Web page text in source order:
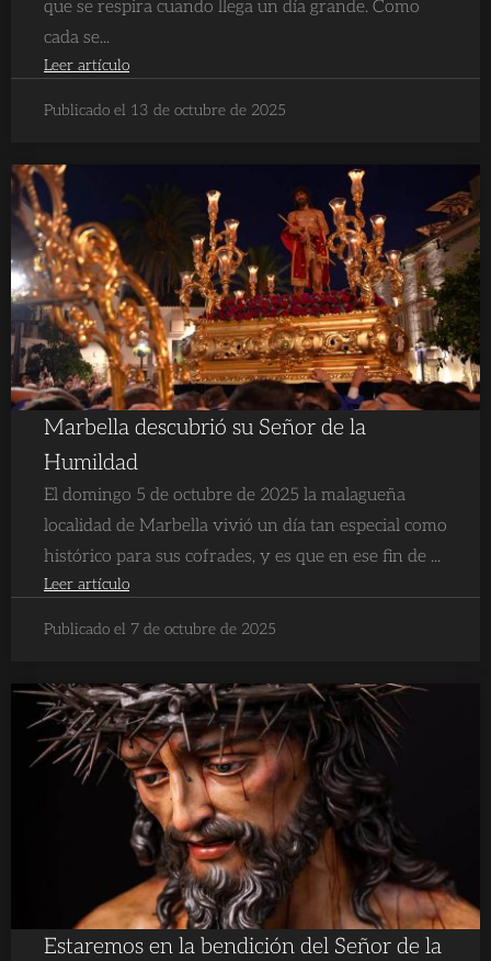
que se respira cuando llega un día grande. Como
cada se...
Leer artículo
Publicado el 13 de octubre de 2025
Marbella descubrió su Señor de la
Humildad
El domingo 5 de octubre de 2025 la malagueña
localidad de Marbella vivió un día tan especial como
histórico para sus cofrades, y es que en ese fin de ...
Leer artículo
Publicado el 7 de octubre de 2025
Estaremos en la bendición del Señor de la